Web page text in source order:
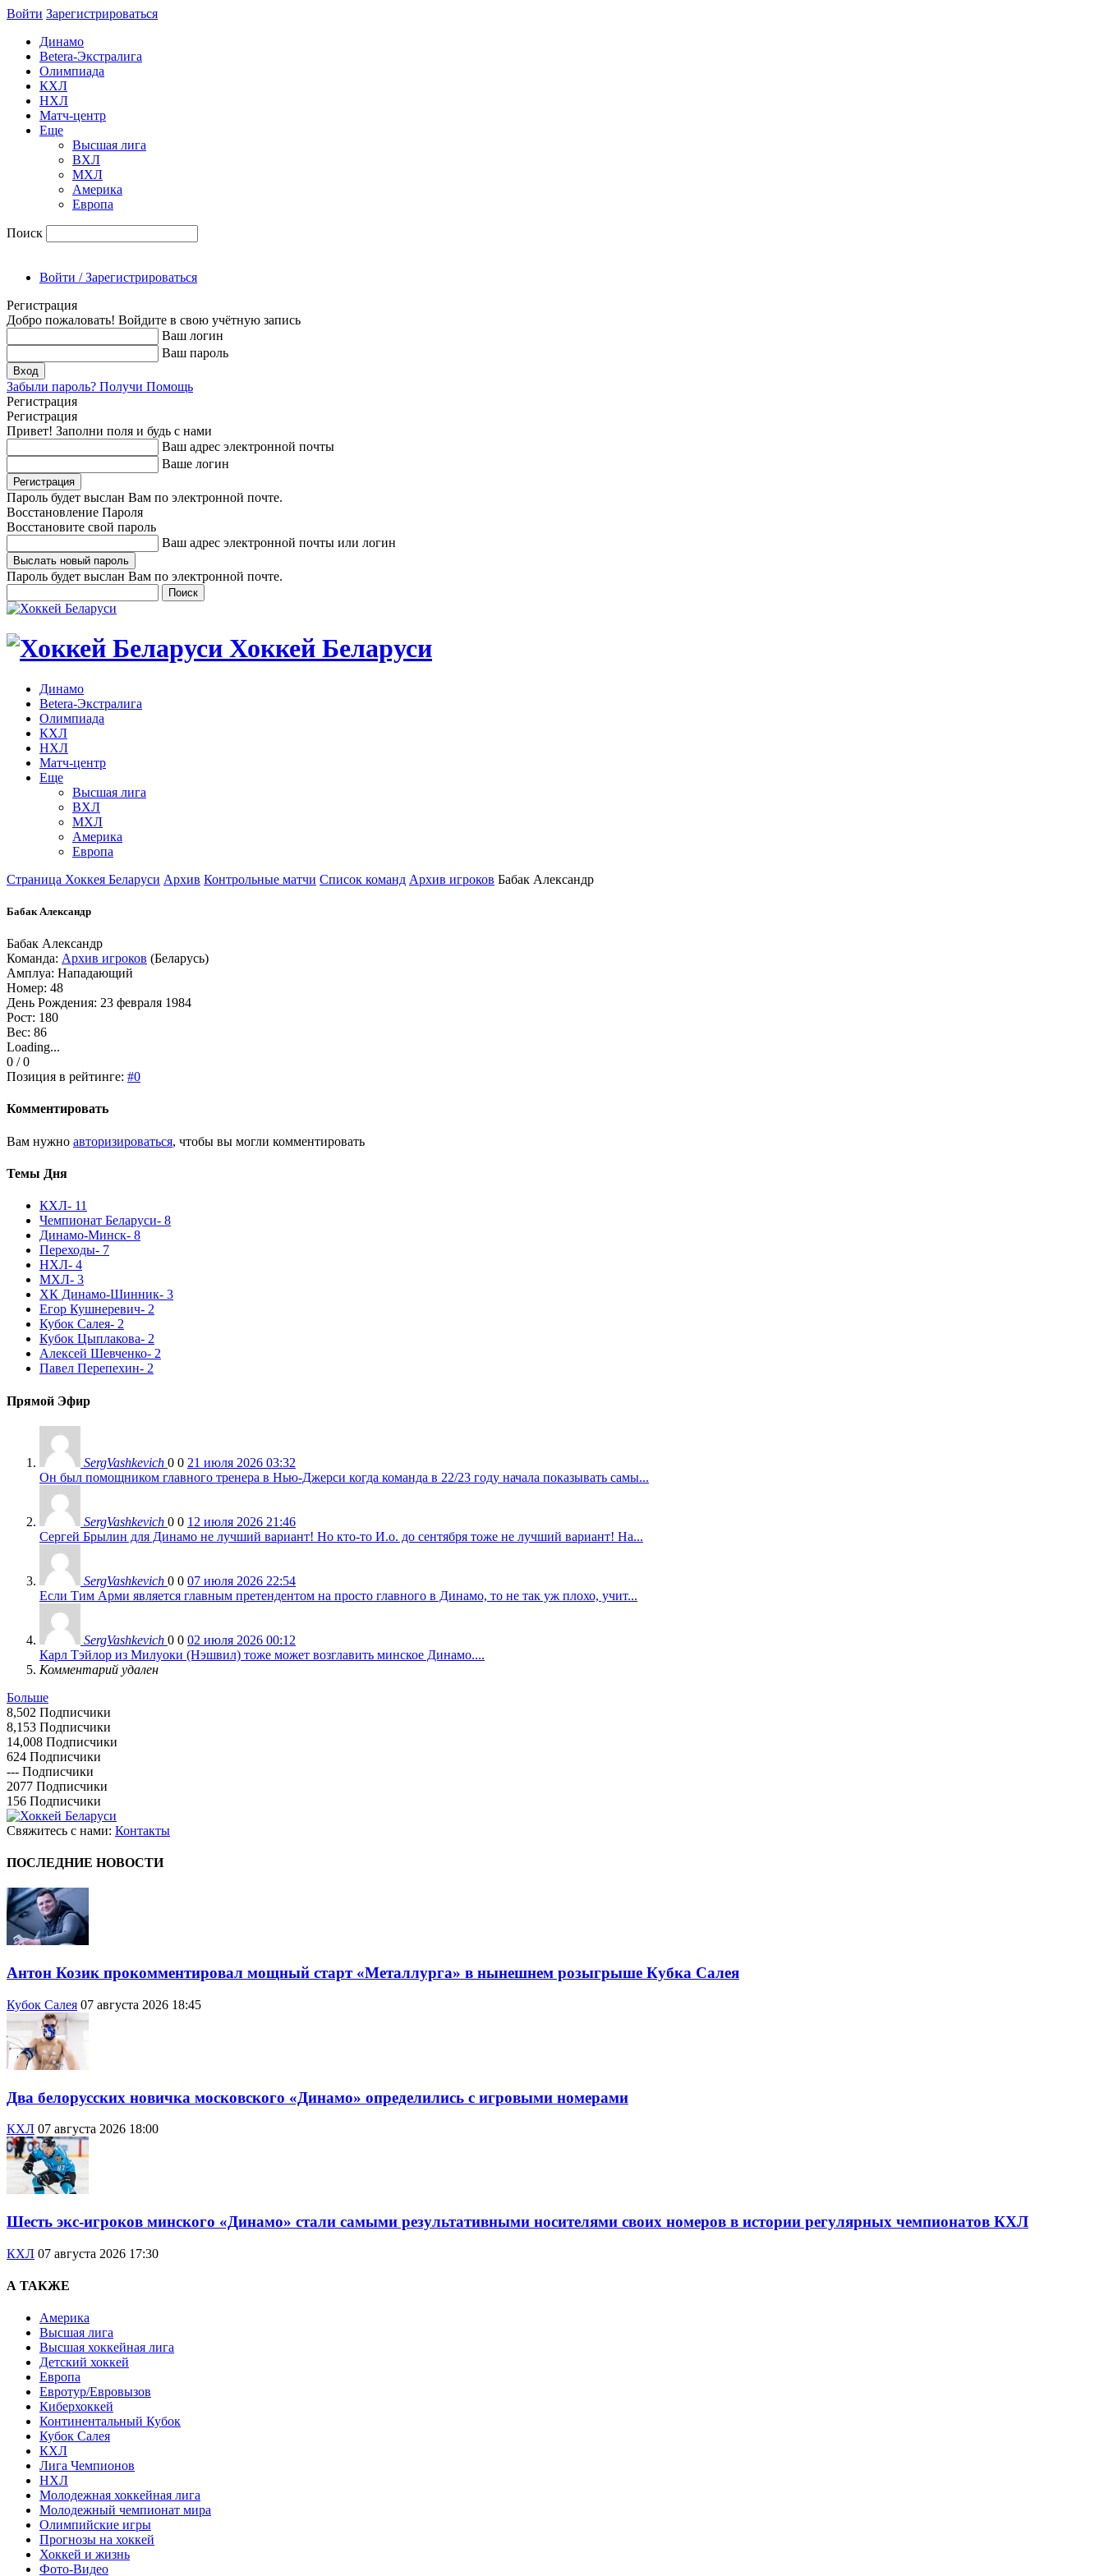
Войти Зарегиcтрироваться
Динамо
Betera-Экстралига
Олимпиада
КХЛ
НХЛ
Матч-центр
Еще
Высшая лига
ВХЛ
МХЛ
Америка
Европа
Поиск
Войти / Зарегистрироваться
Регистрация
Добро пожаловать! Войдите в свою учётную запись
Ваш логин
Ваш пароль
Забыли пароль? Получи Помощь
Регистрация
Регистрация
Привет! Заполни поля и будь с нами
Ваш адрес электронной почты
Ваше логин
Пароль будет выслан Вам по электронной почте.
Восстановление Пароля
Восстановите свой пароль
Ваш адрес электронной почты или логин
Пароль будет выслан Вам по электронной почте.
Хоккей Беларуси
Динамо
Betera-Экстралига
Олимпиада
КХЛ
НХЛ
Матч-центр
Еще
Высшая лига
ВХЛ
МХЛ
Америка
Европа
Страница Хоккея Беларуси Архив Контрольные матчи Список команд Архив игроков Бабак Александр
Бабак Александр
Бабак Александр
Команда: Архив игроков (Беларусь)
Амплуа: Нападающий
Номер: 48
День Рождения: 23 февраля 1984
Рост: 180
Вес: 86
Loading...
0 / 0
Позиция в рейтинге: #0
Комментировать
Вам нужно авторизироваться, чтобы вы могли комментировать
Темы Дня
КХЛ- 11
Чемпионат Беларуси- 8
Динамо-Минск- 8
Переходы- 7
НХЛ- 4
МХЛ- 3
ХК Динамо-Шинник- 3
Егор Кушнеревич- 2
Кубок Салея- 2
Кубок Цыплакова- 2
Алексей Шевченко- 2
Павел Перепехин- 2
Прямой Эфир
SergVashkevich 0 0 21 июля 2026 03:32
Он был помощником главного тренера в Нью-Джерси когда команда в 22/23 году начала показывать самы...
SergVashkevich 0 0 12 июля 2026 21:46
Сергей Брылин для Динамо не лучший вариант! Но кто-то И.о. до сентября тоже не лучший вариант! На...
SergVashkevich 0 0 07 июля 2026 22:54
Если Тим Арми является главным претендентом на просто главного в Динамо, то не так уж плохо, учит...
SergVashkevich 0 0 02 июля 2026 00:12
Карл Тэйлор из Милуоки (Нэшвил) тоже может возглавить минское Динамо....
Комментарий удален
Больше
8,502 Подписчики
8,153 Подписчики
14,008 Подписчики
624 Подписчики
--- Подписчики
2077 Подписчики
156 Подписчики
Свяжитесь с нами: Контакты
ПОСЛЕДНИЕ НОВОСТИ
Антон Козик прокомментировал мощный старт «Металлурга» в нынешнем розыгрыше Кубка Салея
Кубок Салея 07 августа 2026 18:45
Два белорусских новичка московского «Динамо» определились с игровыми номерами
КХЛ 07 августа 2026 18:00
Шесть экс-игроков минского «Динамо» стали самыми результативными носителями своих номеров в истории регулярных чемпионатов КХЛ
КХЛ 07 августа 2026 17:30
А ТАКЖЕ
Америка
Высшая лига
Высшая хоккейная лига
Детский хоккей
Европа
Евротур/Евровызов
Киберхоккей
Континентальный Кубок
Кубок Салея
КХЛ
Лига Чемпионов
НХЛ
Молодежная хоккейная лига
Молодежный чемпионат мира
Олимпийские игры
Прогнозы на хоккей
Хоккей и жизнь
Фото-Видео